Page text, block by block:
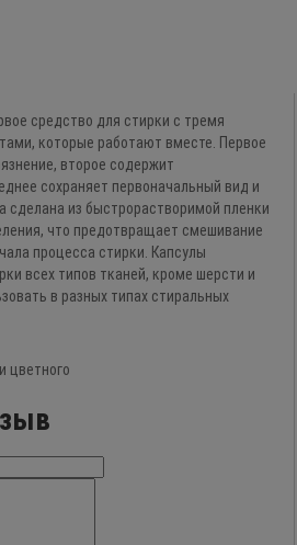
средство для стирки с тремя
которые работают вместе. Первое
второе содержит
сохраняет первоначальный вид и
сделана из быстрорастворимой пленки
что предотвращает смешивание
процесса стирки. Капсулы
всех типов тканей, кроме шерсти и
в разных типах стиральных
цветного